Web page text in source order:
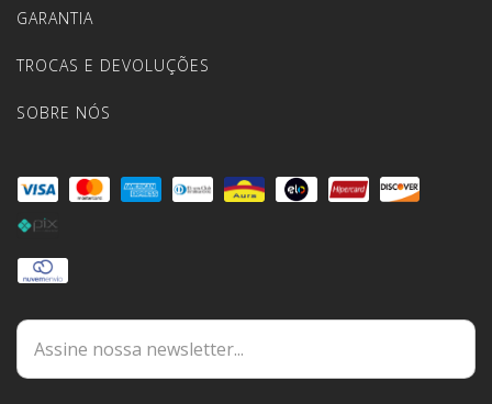
GARANTIA
TROCAS E DEVOLUÇÕES
SOBRE NÓS
DÚVIDAS